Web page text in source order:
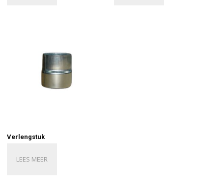
Verlengstuk
LEES MEER